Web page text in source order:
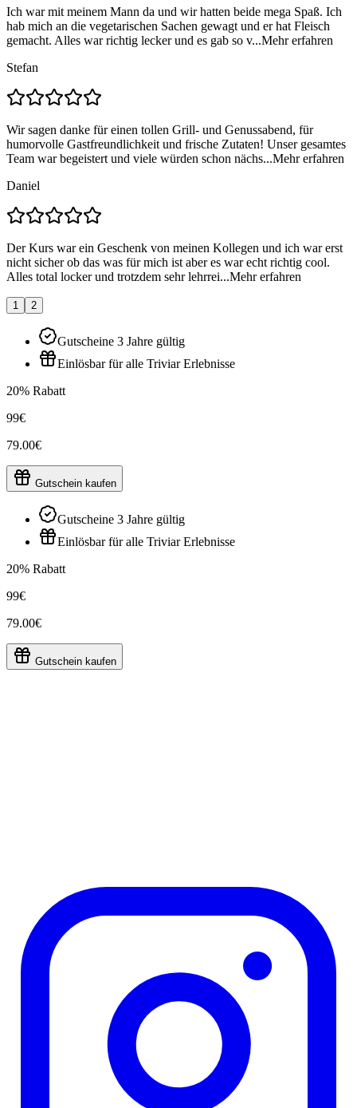
Ich war mit meinem Mann da und wir hatten beide mega Spaß. Ich
hab mich an die vegetarischen Sachen gewagt und er hat Fleisch
gemacht. Alles war richtig lecker und es gab so v...Mehr erfahren
Stefan
Wir sagen danke für einen tollen Grill- und Genussabend, für
humorvolle Gastfreundlichkeit und frische Zutaten! Unser gesamtes
Team war begeistert und viele würden schon nächs...Mehr erfahren
Daniel
Der Kurs war ein Geschenk von meinen Kollegen und ich war erst
nicht sicher ob das was für mich ist aber es war echt richtig cool.
Alles total locker und trotzdem sehr lehrrei...Mehr erfahren
1 2
Gutscheine 3 Jahre gültig
Einlösbar für alle Triviar Erlebnisse
20% Rabatt
99€
79.00€
Gutschein kaufen
Gutscheine 3 Jahre gültig
Einlösbar für alle Triviar Erlebnisse
20% Rabatt
99€
79.00€
Gutschein kaufen